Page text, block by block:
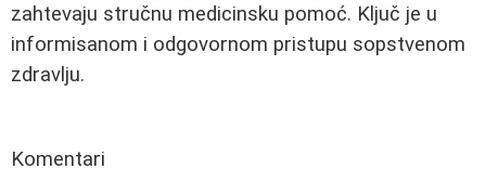
zahtevaju stručnu medicinsku pomoć. Ključ je u
informisanom i odgovornom pristupu sopstvenom
zdravlju.
Komentari